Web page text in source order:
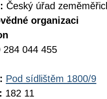
Český úřad
organizaci
284 044 455
Pod sídlištěm 1800/9
182 11